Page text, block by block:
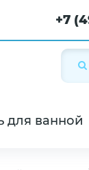
+7
для ванной